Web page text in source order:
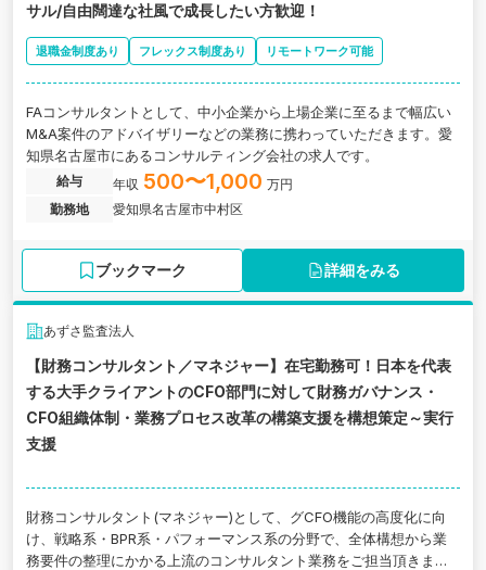
サル/自由闊達な社風で成長したい方歓迎！
退職金制度あり フレックス制度あり リモートワーク可能
FAコンサルタントとして、中小企業から上場企業に至るまで幅広い
M&A案件のアドバイザリーなどの業務に携わっていただきます。愛
知県名古屋市にあるコンサルティング会社の求人です。
給与 年収 500〜1,000 万円
勤務地
愛知県名古屋市中村区
ブックマーク 詳細をみる
あずさ監査法人
【財務コンサルタント／マネジャー】在宅勤務可！日本を代表
する大手クライアントのCFO部門に対して財務ガバナンス・
CFO組織体制・業務プロセス改革の構築支援を構想策定～実行
支援
財務コンサルタント(マネジャー)として、グCFO機能の高度化に向
け、戦略系・BPR系・パフォーマンス系の分野で、全体構想から業
務要件の整理にかかる上流のコンサルタント業務をご担当頂きま